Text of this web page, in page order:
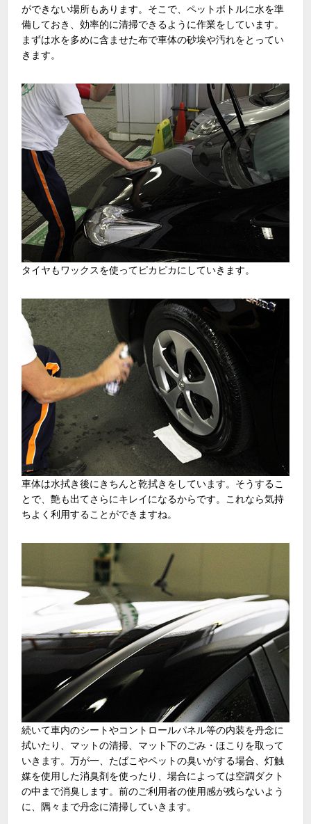
ができない場所もあります。そこで、ペットボトルに水を準
備しておき、効率的に清掃できるように作業をしています。
まずは水を多めに含ませた布で車体の砂埃や汚れをとってい
きます。
タイヤもワックスを使ってピカピカにしていきます。
車体は水拭き後にきちんと乾拭きをしています。そうするこ
とで、艶も出てさらにキレイになるからです。これなら気持
ちよく利用することができますね。
続いて車内のシートやコントロールパネル等の内装を丹念に
拭いたり、マットの清掃、マット下のごみ・ほこりを取って
いきます。万が一、たばこやペットの臭いがする場合、灯触
媒を使用した消臭剤を使ったり、場合によっては空調ダクト
の中まで消臭します。前のご利用者の使用感が残らないよう
に、隅々まで丹念に清掃していきます。